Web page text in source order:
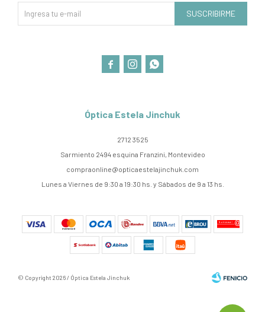
Óptica Estela Jinchuk
2712 3525
Sarmiento 2494 esquina Franzini, Montevideo
compraonline@opticaestelajinchuk.com
Lunes a Viernes de 9:30 a 19:30 hs. y Sábados de 9 a 13 hs.
SUSCRIBIRME
  
© Copyright 2026 / Óptica Estela Jinchuk